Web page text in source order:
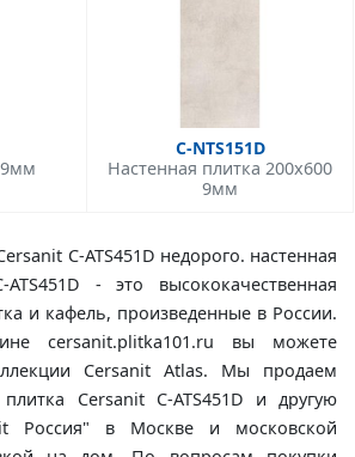
C-NTS151D
Настенная плитка 200x600
9мм
C-ATS451D недорого. настенная
- это высококачественная
и кафель, произведенные в России.
cersanit.plitka101.ru вы можете
Cersanit Atlas. Мы продаем
Cersanit C-ATS451D и другую
Россия" в Москве и московской